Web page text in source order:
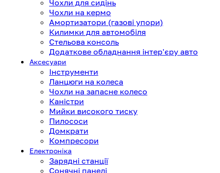
Чохли для сидінь
Чохли на кермо
Амортизатори (газові упори)
Килимки для автомобіля
Стельова консоль
Додаткове обладнання інтер'єру авто
Аксесуари
Інструменти
Ланцюги на колеса
Чохли на запасне колесо
Каністри
Мийки високого тиску
Пилососи
Домкрати
Компресори
Електроніка
Зарядні станції
Сонячні панелі